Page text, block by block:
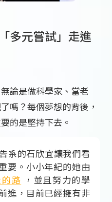
多元嘗試」走進
論是做科學家、當老
嗎？每個夢想的背後，
的是堅持下去。
系的石欣宜讓我們看
要。小小年紀的她由
路 ，並且努力的學
進，目前已經擁有非